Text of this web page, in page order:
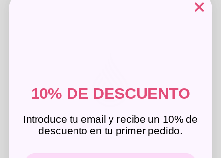
Paso 2
10% DE DESCUENTO
Introduce tu email y recibe un 10% de
descuento en tu primer pedido.